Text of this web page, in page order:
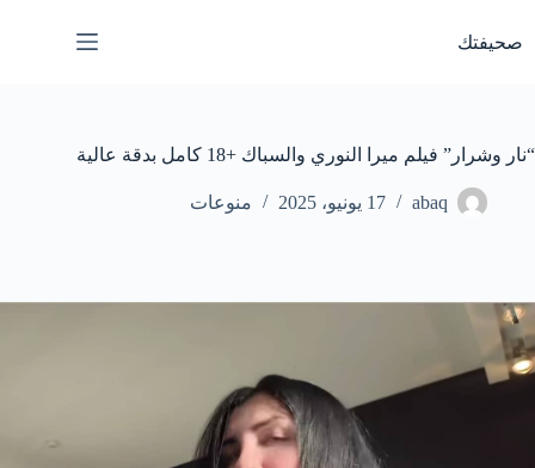
المحتوى
صحيفتك
“نار وشرار” فيلم ميرا النوري والسباك +18 كامل بدقة عالية
abaq 17 يونيو، 2025 منوعات